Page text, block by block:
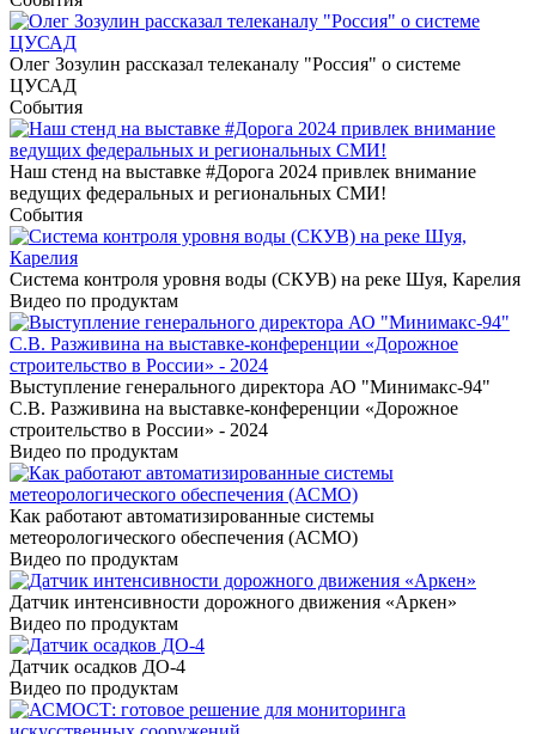
Олег Зозулин рассказал телеканалу "Россия" о системе
ЦУСАД
События
Наш стенд на выставке #Дорога 2024 привлек внимание
ведущих федеральных и региональных СМИ!
События
Система контроля уровня воды (СКУВ) на реке Шуя, Карелия
Видео по продуктам
Выступление генерального директора АО "Минимакс-94"
С.В. Разживина на выставке-конференции «Дорожное
строительство в России» - 2024
Видео по продуктам
Как работают автоматизированные системы
метеорологического обеспечения (АСМО)
Видео по продуктам
Датчик интенсивности дорожного движения «Аркен»
Видео по продуктам
Датчик осадков ДО-4
Видео по продуктам